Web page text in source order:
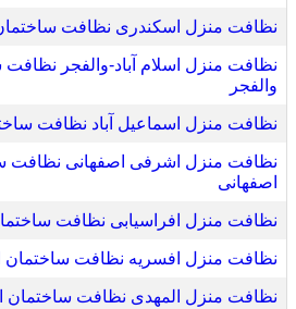
نظافت منزل اسکندری نظافت
نظافت منزل اسلام آباد-والفجر نظافت
والفجر
نظافت منزل اسماعیل آباد نظافت
نظافت منزل اشرفی اصفهانی نظافت
اصفهانی
نظافت منزل افراسیابی نظافت
نظافت منزل افسریه نظافت ساختمان
نظافت منزل المهدی نظافت ساختمان